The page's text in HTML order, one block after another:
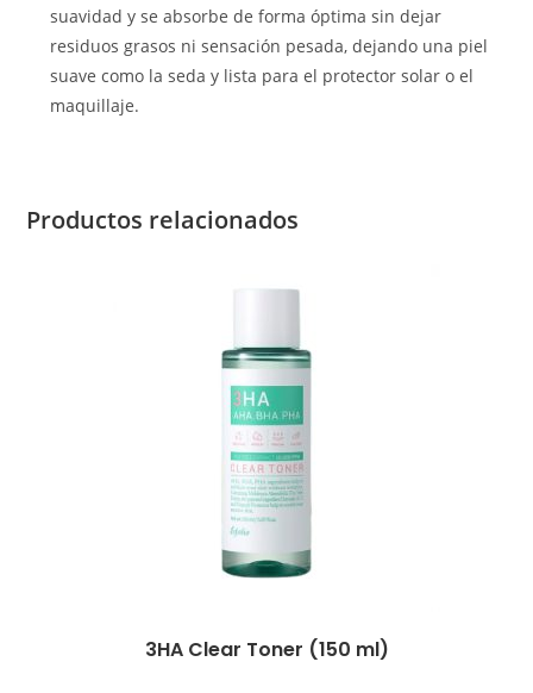
suavidad y se absorbe de forma óptima sin dejar
residuos grasos ni sensación pesada, dejando una piel
suave como la seda y lista para el protector solar o el
maquillaje.
Productos relacionados
3HA Clear Toner (150 ml)